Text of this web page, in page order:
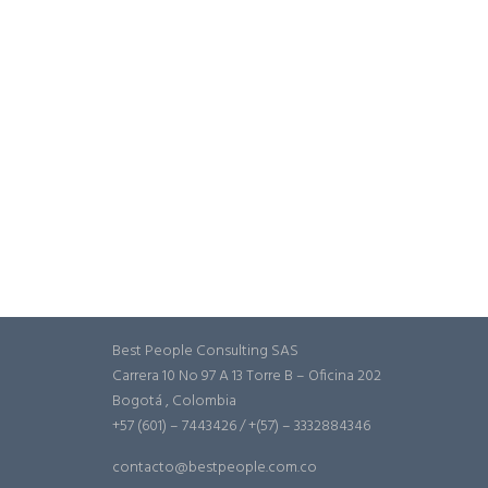
Best People Consulting SAS
Carrera 10 No 97 A 13 Torre B – Oficina 202
Bogotá , Colombia
+57 (601) – 7443426 / +(57) – 3332884346
contacto@bestpeople.com.co